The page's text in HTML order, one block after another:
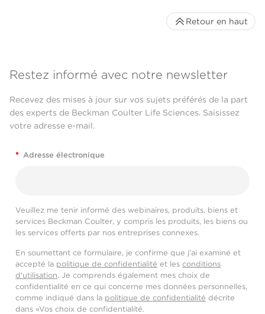
Restez informé avec notre newsletter
Recevez des mises à jour sur vos sujets préférés de la part
des experts de Beckman Coulter Life Sciences. Saisissez
votre adresse e-mail.
* Adresse électronique
Veuillez me tenir informé des webinaires, produits, biens et
services Beckman Coulter, y compris les produits, les biens ou
les services offerts par nos entreprises connexes.
En soumettant ce formulaire, je confirme que j'ai examiné et
accepté la politique de confidentialité et les conditions
d'utilisation. Je comprends également mes choix de
confidentialité en ce qui concerne mes données personnelles,
comme indiqué dans la politique de confidentialité décrite
dans «Vos choix de confidentialité.
Retour en haut